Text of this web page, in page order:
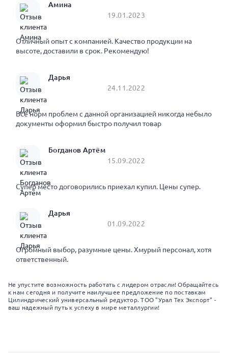
Амина
19.01.2023
Отличный опыт с компанией. Качество продукции на
высоте, доставили в срок. Рекомендую!
Дарья
24.11.2022
Все норм проблем с данной организацией никогда небыло
документы оформил быстро получил товар
Богданов Артём
15.09.2022
Супер место договорились приехал купил. Цены супер.
Дарья
01.09.2022
Огромный выбор, разумные цены. Хмурый персонал, хотя
ответственный.
Не упустите возможность работать с лидером отрасли! Обращайтесь
к нам сегодня и получите наилучшее предложение по поставкам
Цилиндрический универсальный редуктор. ТОО "Урал Тех Экспорт" -
ваш надежный путь к успеху в мире металлургии!